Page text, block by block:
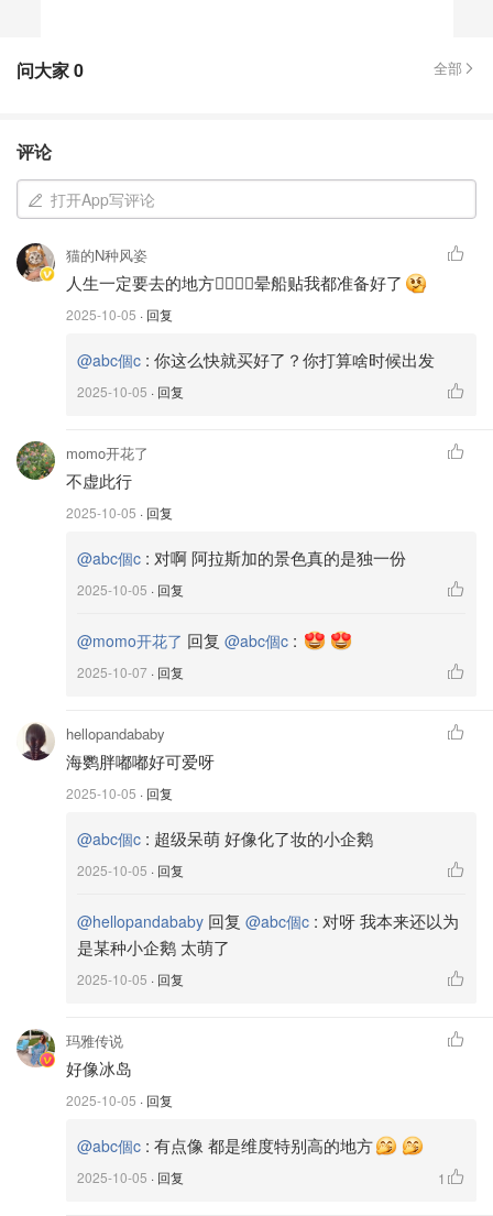
问大家0 全部
评论
打开App写评论
猫的N种风姿
人生一定要去的地方👍🏻👍🏻晕船贴我都准备好了
2025-10-05 · 回复
@abc個c : 你这么快就买好了？你打算啥时候出发
2025-10-05 · 回复
momo开花了
不虚此行
2025-10-05 · 回复
@abc個c : 对啊 阿拉斯加的景色真的是独一份
2025-10-05 · 回复
@momo开花了 回复 @abc個c :
2025-10-07 · 回复
hellopandababy
海鹦胖嘟嘟好可爱呀
2025-10-05 · 回复
@abc個c : 超级呆萌 好像化了妆的小企鹅
2025-10-05 · 回复
@hellopandababy 回复 @abc個c : 对呀 我本来还以为
是某种小企鹅 太萌了
2025-10-05 · 回复
玛雅传说
好像冰岛
2025-10-05 · 回复
@abc個c : 有点像 都是维度特别高的地方
2025-10-05 · 回复 1